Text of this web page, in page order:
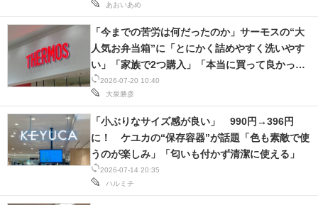
あおいあめ
2026-07-20 10:40
大泉勝彦
「今までの苦労は何だったのか」サーモスの“大
人気お弁当箱”に「とにかく詰めやすく洗いやす
い」「家族で2つ購入」「本当に買って良かっ
た」
2026-07-14 20:35
ハルミチ
「小ぶりなサイズ感が良い」 990円→396円
に！ ケユカの“保存容器”が話題「色も素敵で使
うのが楽しみ」「匂いも付かず清潔に使える」